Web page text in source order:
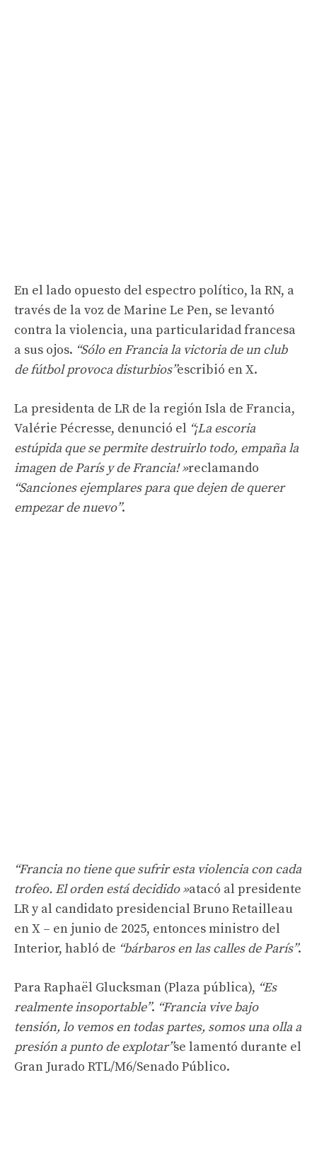
En el lado opuesto del espectro político, la RN, a
través de la voz de Marine Le Pen, se levantó
contra la violencia, una particularidad francesa
a sus ojos. “Sólo en Francia la victoria de un club
de fútbol provoca disturbios”escribió en X.
La presidenta de LR de la región Isla de Francia,
Valérie Pécresse, denunció el “¡La escoria
estúpida que se permite destruirlo todo, empaña la
imagen de París y de Francia! »reclamando
“Sanciones ejemplares para que dejen de querer
empezar de nuevo”.
“Francia no tiene que sufrir esta violencia con cada
trofeo. El orden está decidido »atacó al presidente
LR y al candidato presidencial Bruno Retailleau
en X – en junio de 2025, entonces ministro del
Interior, habló de “bárbaros en las calles de París”.
Para Raphaël Glucksman (Plaza pública), “Es
realmente insoportable”. “Francia vive bajo
tensión, lo vemos en todas partes, somos una olla a
presión a punto de explotar”se lamentó durante el
Gran Jurado RTL/M6/Senado Público.